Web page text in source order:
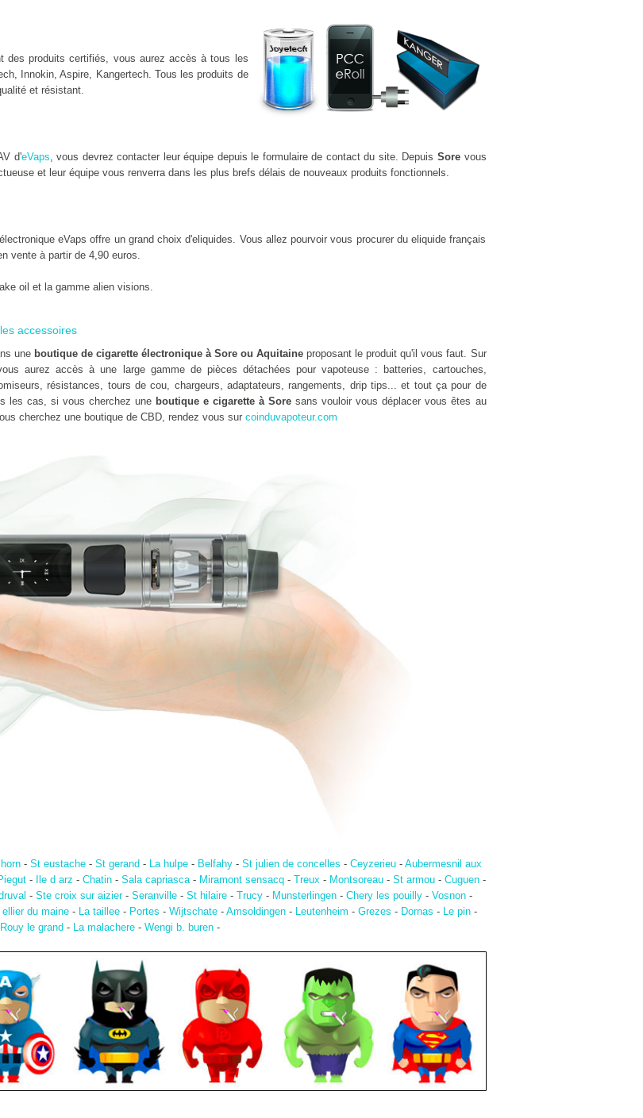
des produits certifiés, vous aurez accès à tous les
Innokin, Aspire, Kangertech. Tous les produits de
et résistant.
d'eVaps, vous devrez contacter leur équipe depuis le formulaire de contact du site. Depuis Sorevous
et leur équipe vous renverra dans les plus brefs délais de nouveaux produits fonctionnels.
eVaps offre un grand choix d'eliquides. Vous allez pourvoir vous procurer du eliquide français
vente à partir de 4,90 euros.
oil et la gamme alien visions.
accessoires
une boutique de cigarette électronique à Sore ou Aquitaine proposant le produit qu'il vous faut. Sur
aurez accès à une large gamme de pièces détachées pour vapoteuse : batteries, cartouches,
résistances, tours de cou, chargeurs, adaptateurs, rangements, drip tips... et tout ça pour de
les cas, si vous cherchez une boutique e cigarette à Sore sans vouloir vous déplacer vous êtes au
cherchez une boutique de CBD, rendez vous sur coinduvapoteur.com
- St eustache - St gerand - La hulpe - Belfahy - St julien de concelles - Ceyzerieu - Aubermesnil aux
- Ile d arz - Chatin- Sala capriasca- Miramont sensacq- Treux- Montsoreau- St armou- Cuguen-
- Ste croix sur aizier- Seranville- St hilaire- Trucy- Munsterlingen- Chery les pouilly- Vosnon-
du maine - La taillee - Portes - Wijtschate - Amsoldingen - Leutenheim - Grezes - Dornas - Le pin -
Rouy le grand - La malachere- Wengi b. buren-